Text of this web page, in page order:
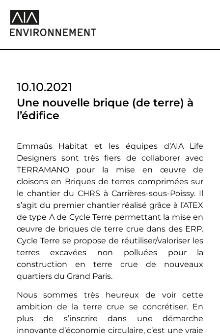
10.10.2021
Une nouvelle brique (de terre) à
l’édifice
Emmaüs Habitat et les équipes d’AIA Life
Designers sont très fiers de collaborer avec
TERRAMANO pour la mise en œuvre de
cloisons en Briques de terres comprimées sur
le chantier du CHRS à Carrières-sous-Poissy. Il
s’agit du premier chantier réalisé grâce à l’ATEX
de type A de Cycle Terre permettant la mise en
œuvre de briques de terre crue dans des ERP.
Cycle Terre se propose de réutiliser/valoriser les
terres excavées non polluées pour la
construction en terre crue de nouveaux
quartiers du Grand Paris.
Nous sommes très heureux de voir cette
ambition de la terre crue se concrétiser. En
plus de s’inscrire dans une démarche
innovante d’économie circulaire, c’est une vraie